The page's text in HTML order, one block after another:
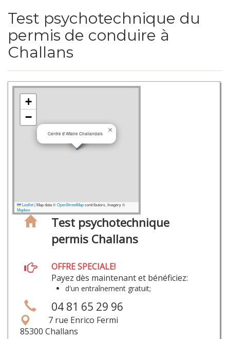
Test psychotechnique du
permis de conduire à
Challans
Centre d'Affaire Challandais ×
+
−
Leaflet |Map data ©OpenStreetMapcontributors, Imagery ©
Mapbox
Test psychotechnique
permis Challans
OFFRE SPECIALE!
Payez dès maintenant et bénéficiez:
d'un entraînement gratuit;
04 81 65 29 96
7 rue Enrico Fermi
85300 Challans